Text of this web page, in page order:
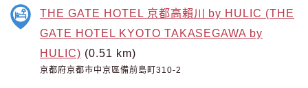
THE GATE HOTEL 京都高賴川 by HULIC (THE
GATE HOTEL KYOTO TAKASEGAWA by
HULIC) (0.51 km)
京都府京都市中京區備前島町310-2